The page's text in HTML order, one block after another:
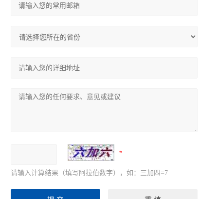
请输入计算结果（填写阿拉伯数字），如：三加四=7